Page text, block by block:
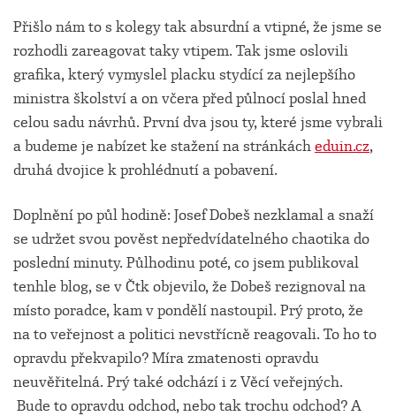
Přišlo nám to s kolegy tak absurdní a vtipné, že jsme se
rozhodli zareagovat taky vtipem. Tak jsme oslovili
grafika, který vymyslel placku stydící za nejlepšího
ministra školství a on včera před půlnocí poslal hned
celou sadu návrhů. První dva jsou ty, které jsme vybrali
a budeme je nabízet ke stažení na stránkácheduin.cz,
druhá dvojice k prohlédnutí a pobavení.
Doplnění po půl hodině: Josef Dobeš nezklamal a snaží
se udržet svou pověst nepředvídatelného chaotika do
poslední minuty. Půlhodinu poté, co jsem publikoval
tenhle blog, se v Čtk objevilo, že Dobeš rezignoval na
místo poradce, kam v pondělí nastoupil. Prý proto, že
na to veřejnost a politici nevstřícně reagovali. To ho to
opravdu překvapilo? Míra zmatenosti opravdu
neuvěřitelná. Prý také odchází i z Věcí veřejných.
Bude to opravdu odchod, nebo tak trochu odchod? A